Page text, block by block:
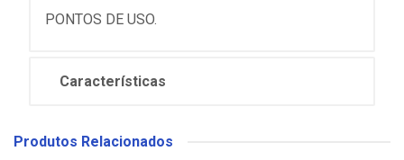
PONTOS DE USO.
Características
Produtos Relacionados